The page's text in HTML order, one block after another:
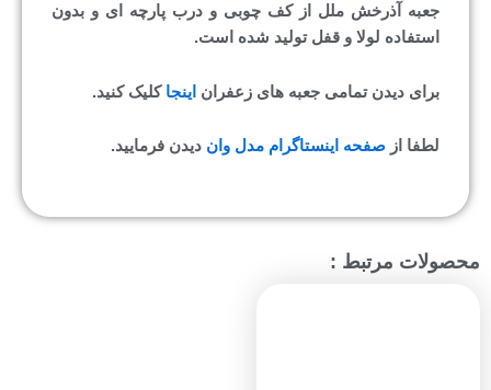
جعبه آذرخش ملل از کف چوبی و درب پارچه ای و بدون
استفاده لولا و قفل تولید شده است.
برای دیدن تمامی جعبه های زعفران اینجا کلیک کنید.
لطفا از صفحه اینستاگرام مدل وان دیدن فرمایید.
محصولات مرتبط :